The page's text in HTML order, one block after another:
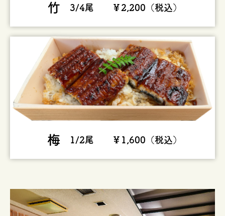
竹 3/4尾 ￥2,200（税込）
梅 1/2尾 ￥1,600（税込）